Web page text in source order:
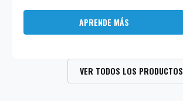
APRENDE MÁS
VER TODOS LOS PRODUCTOS